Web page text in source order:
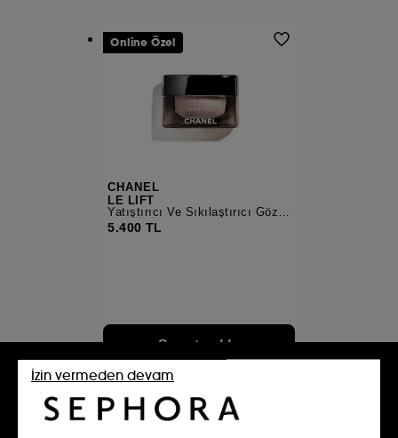
CHANEL
LE LIFT
Yatıştırıcı Ve Sıkılaştırıcı Göz Kremi
5.400 TL
Sepete ekle
Online Özel
İzin vermeden devam